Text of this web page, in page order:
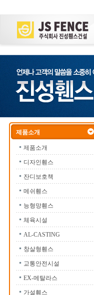
제품소개
제품소개
디자인휀스
잔디보호책
메쉬휀스
능형망휀스
체육시설
AL-CASTING
창살형휀스
교통안전시설
EX-메탈라스
가설휀스